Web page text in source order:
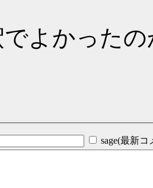
でよかったの
sage(最新